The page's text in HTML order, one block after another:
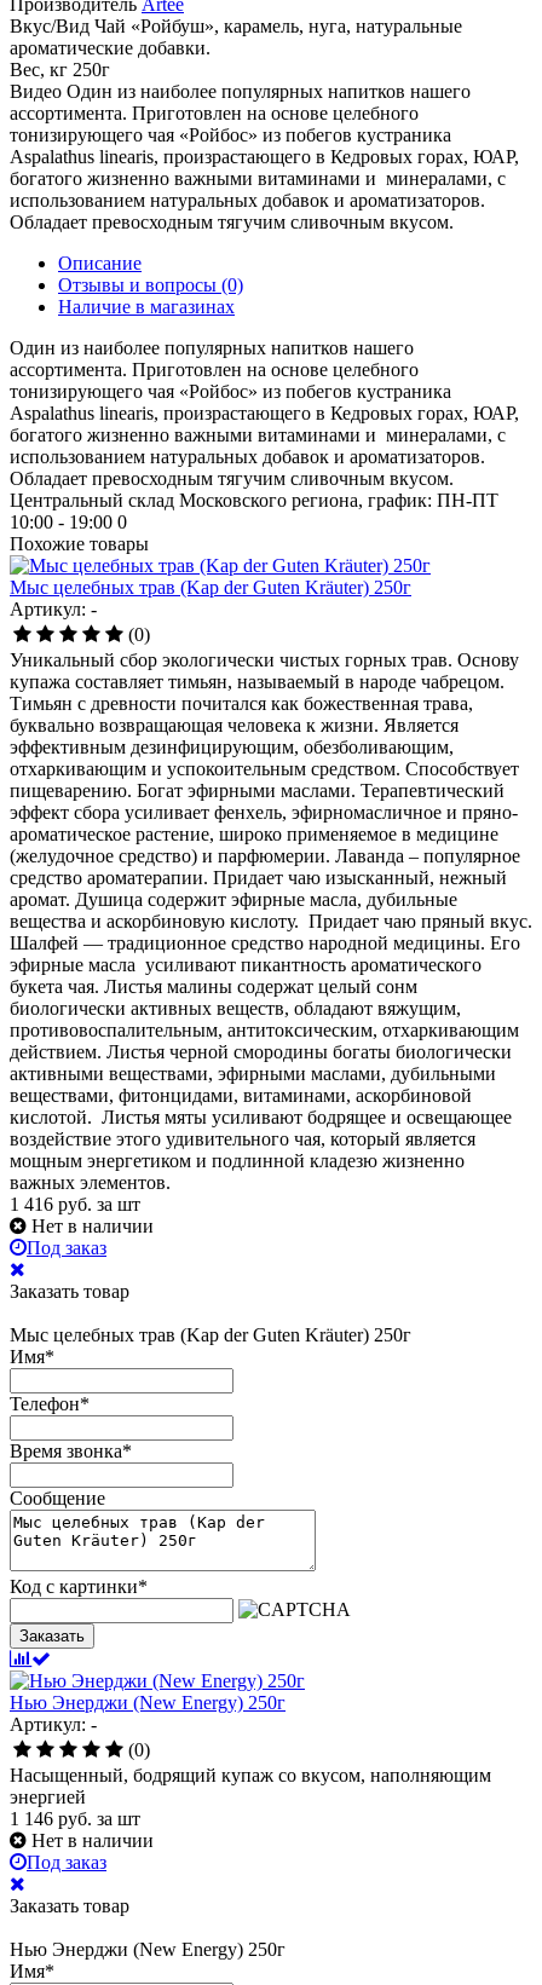
Производитель Artee
Вкус/Вид Чай «Ройбуш», карамель, нуга, натуральные
ароматические добавки.
Вес, кг 250г
Видео Один из наиболее популярных напитков нашего
ассортимента. Приготовлен на основе целебного
тонизирующего чая «Ройбос» из побегов кустраника
Aspalathus linearis, произрастающего в Кедровых горах, ЮАР,
богатого жизненно важными витаминами и минералами, с
использованием натуральных добавок и ароматизаторов.
Обладает превосходным тягучим сливочным вкусом.
Описание
Отзывы и вопросы (0)
Наличие в магазинах
Один из наиболее популярных напитков нашего
ассортимента. Приготовлен на основе целебного
тонизирующего чая «Ройбос» из побегов кустраника
Aspalathus linearis, произрастающего в Кедровых горах, ЮАР,
богатого жизненно важными витаминами и минералами, с
использованием натуральных добавок и ароматизаторов.
Обладает превосходным тягучим сливочным вкусом.
Центральный склад Московского региона, график: ПН-ПТ
10:00 - 19:00 0
Похожие товары
Мыс целебных трав (Kap der Guten Kräuter) 250г
Артикул: -
(0)
Уникальный сбор экологически чистых горных трав. Основу
купажа составляет тимьян, называемый в народе чабрецом.
Тимьян с древности почитался как божественная трава,
буквально возвращающая человека к жизни. Является
эффективным дезинфицирующим, обезболивающим,
отхаркивающим и успокоительным средством. Способствует
пищеварению. Богат эфирными маслами. Терапевтический
эффект сбора усиливает фенхель, эфирномасличное и пряно-
ароматическое растение, широко применяемое в медицине
(желудочное средство) и парфюмерии. Лаванда – популярное
средство ароматерапии. Придает чаю изысканный, нежный
аромат. Душица содержит эфирные масла, дубильные
вещества и аскорбиновую кислоту. Придает чаю пряный вкус.
Шалфей — традиционное средство народной медицины. Его
эфирные масла усиливают пикантность ароматического
букета чая. Листья малины содержат целый сонм
биологически активных веществ, обладают вяжущим,
противовоспалительным, антитоксическим, отхаркивающим
действием. Листья черной смородины богаты биологически
активными веществами, эфирными маслами, дубильными
веществами, фитонцидами, витаминами, аскорбиновой
кислотой. Листья мяты усиливают бодрящее и освещающее
воздействие этого удивительного чая, который является
мощным энергетиком и подлинной кладезю жизненно
важных элементов.
1 416 руб. за шт
Нет в наличии
Под заказ
Заказать товар
Мыс целебных трав (Kap der Guten Kräuter) 250г
Имя*
Телефон*
Время звонка*
Сообщение
Код с картинки*
Заказать
Нью Энерджи (New Energy) 250г
Артикул: -
(0)
Насыщенный, бодрящий купаж со вкусом, наполняющим
энергией
1 146 руб. за шт
Нет в наличии
Под заказ
Заказать товар
Нью Энерджи (New Energy) 250г
Имя*